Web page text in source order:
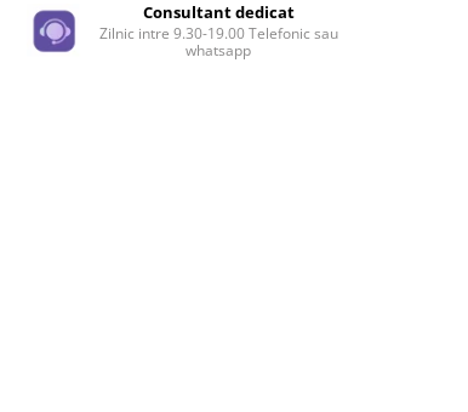
Consultant dedicat
Zilnic intre 9.30-19.00 Telefonic sau
whatsapp